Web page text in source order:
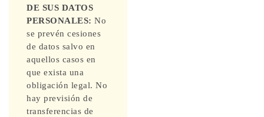
DE SUS DATOS
PERSONALES: No
se prevén cesiones
de datos salvo en
aquellos casos en
que exista una
obligación legal. No
hay previsión de
transferencias de